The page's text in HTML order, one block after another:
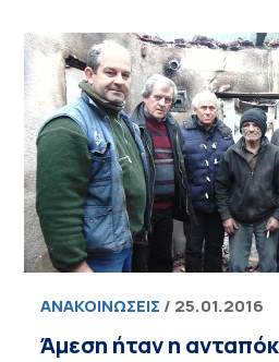
ΑΝΑΚΟΙΝΏΣΕΙΣ / 25.01.2016
Άμεση ήταν η